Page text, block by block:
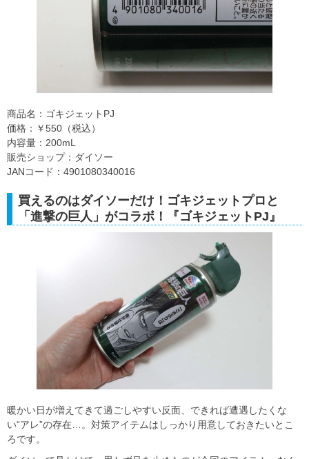
商品名：ゴキジェットPJ
価格：￥550（税込）
内容量：200mL
販売ショップ：ダイソー
JANコード：4901080340016
買えるのはダイソーだけ！ゴキジェットプロと
「進撃の巨人」がコラボ！『ゴキジェットPJ』
暖かい日が増えてきて過ごしやすい反面、できれば遭遇したくな
い“アレ”の存在…。対策アイテムはしっかり用意しておきたいとこ
ろです。